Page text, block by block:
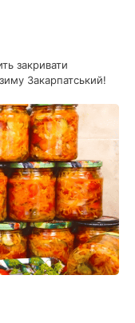
закривати
Закарпатський!